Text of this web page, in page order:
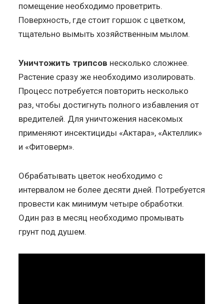
помещение необходимо проветрить.
Поверхность, где стоит горшок с цветком,
тщательно вымыть хозяйственным мылом.
Уничтожить трипсов несколько сложнее.
Растение сразу же необходимо изолировать.
Процесс потребуется повторить несколько
раз, чтобы достигнуть полного избавления от
вредителей. Для уничтожения насекомых
применяют инсектициды «Актара», «Актеллик»
и «Фитоверм».
Обрабатывать цветок необходимо с
интервалом не более десяти дней. Потребуется
провести как минимум четыре обработки.
Один раз в месяц необходимо промывать
грунт под душем.